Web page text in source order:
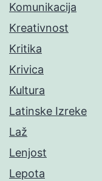
Komunikacija
Kreativnost
Kritika
Krivica
Kultura
Latinske Izreke
Laž
Lenjost
Lepota